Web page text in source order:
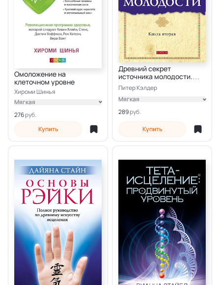
Омоложение на
клеточном уровне
Хироми Шинья
276
Мягкая
Электронная
Купить
Древний секрет
источника молодости.
Книга 2
Питер Кэлдер
289
Мягкая
Электронная
Купить